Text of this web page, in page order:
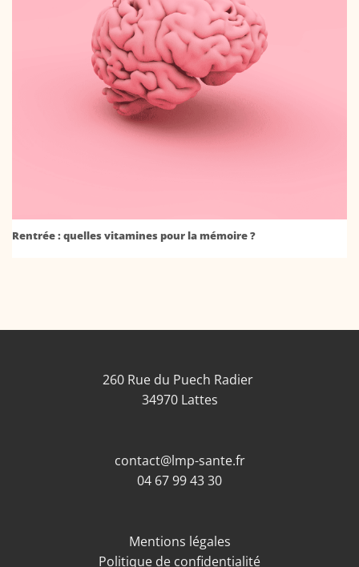
Rentrée : quelles vitamines pour la mémoire ?
260 Rue du Puech Radier
34970 Lattes
contact@lmp-sante.fr
04 67 99 43 30
Mentions légales
Politique de confidentialité